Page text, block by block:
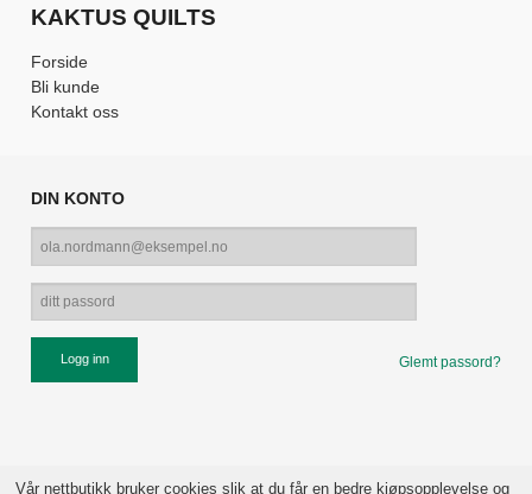
KAKTUS QUILTS
Forside
Bli kunde
Kontakt oss
DIN KONTO
Glemt passord?
Vår nettbutikk bruker cookies slik at du får en bedre kjøpsopplevelse og